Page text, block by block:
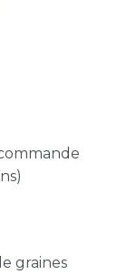
graines